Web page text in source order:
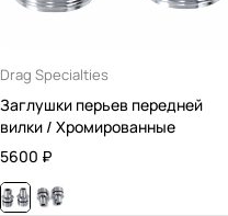
Drag Specialties
Заглушки перьев передней
вилки / Хромированные
5600 ₽